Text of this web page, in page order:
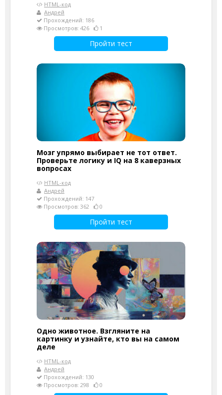
HTML-код
Андрей
Прохождений: 186
Просмотров: 426
1
Пройти тест
Мозг упрямо выбирает не тот ответ.
Проверьте логику и IQ на 8 каверзных
вопросах
HTML-код
Андрей
Прохождений: 147
Просмотров: 362
0
Пройти тест
Одно животное. Взгляните на
картинку и узнайте, кто вы на самом
деле
HTML-код
Андрей
Прохождений: 130
Просмотров: 298
0